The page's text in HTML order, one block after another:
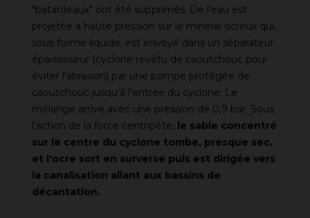
"batardeaux" ont été supprimés. De l'eau est
projetée à haute pression sur le minerai ocreux qui,
sous forme liquide, est envoyé dans un séparateur
épaississeur (cyclone revêtu de caoutchouc pour
éviter l'abrasion) par une pompe protégée de
caoutchouc jusqu'à l'entrée du cyclone. Le
mélange arrive avec une pression de 0,9 bar. Sous
l'action de la force centripète, le sable concentré
sur le centre du cyclone tombe, presque sec,
et l'ocre sort en surverse puis est dirigée vers
la canalisation allant aux bassins de
décantation.